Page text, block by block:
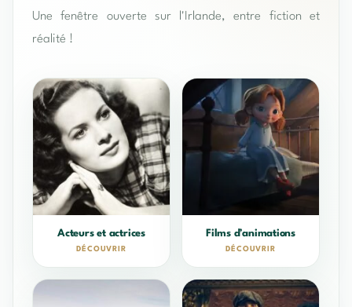
Une fenêtre ouverte sur l'Irlande, entre fiction et
réalité !
Acteurs et actrices
DÉCOUVRIR
Films d’animations
DÉCOUVRIR